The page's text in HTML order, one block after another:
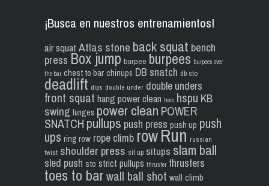
¡Busca en nuestros entrenamientos!
air squat Atlas stone back squat bench
press Box jump burpee burpees burpees over
the bar chest to bar chinups DB snatch db sto
deadlift dips double under double unders
front squat hang power clean hero hspu KB
swing lunges power clean POWER
SNATCH pullups push press push up push
ups ring row rope climb rowRun russian
twist shoulder press sit up situps slam ball
sled push sto strict pullups thruster thrusters
toes to barwall ball shot wall climb